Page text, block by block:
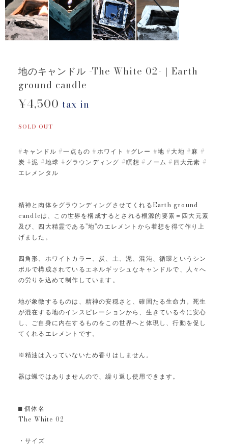
地のキャンドル -The White 02-｜Earth
ground candle
¥4,500 tax in
SOLD OUT
#キャンドル #一点もの #ホワイト #グレー #地 #大地 #麻 #
炭 #泥 #地球 #グラウンディング #瞑想 #ノーム #四大元素 #
エレメンタル
精神と肉体をグラウンディングさせてくれるEarth ground
candleは、この世界を構成するとされる根源的要素＝四大元素
及び、四大精霊である"地"のエレメントから着想を得て作り上
げました。
四角形、ホワイトカラー、炭、土、泥、混沌、循環というシン
ボルで構成されているエネルギッシュなキャンドルで、人々へ
の労りを込めて制作しています。
地が象徴するものは、精神の安穏さと、確固たる生命力。死生
が混在する地のインスピレーションから、生きている今に安心
し、ご自身に内在するものをこの世界へと体現し、行動を促し
てくれるエレメントです。
※精油は入っていないため香りはしません。
器は蝋ではありませんので、繰り返し使用できます。
⬛︎ 個体名
The White 02
・サイズ